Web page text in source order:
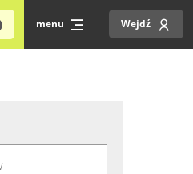
menu Wejdź